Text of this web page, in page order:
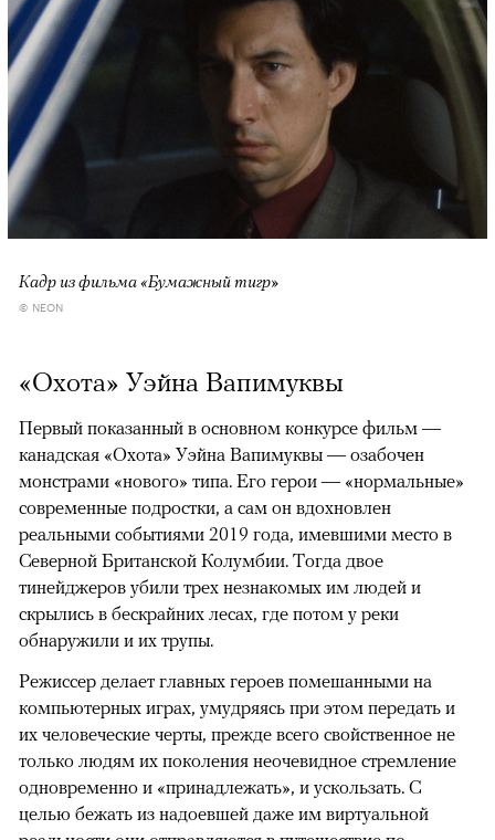
Кадр из фильма «Бумажный тигр»
© NEON
«Охота» Уэйна Вапимуквы
Первый показанный в основном конкурсе фильм —
канадская «Охота» Уэйна Вапимуквы — озабочен
монстрами «нового» типа. Его герои — «нормальные»
современные подростки, а сам он вдохновлен
реальными событиями 2019 года, имевшими место в
Северной Британской Колумбии. Тогда двое
тинейджеров убили трех незнакомых им людей и
скрылись в бескрайних лесах, где потом у реки
обнаружили и их трупы.
Режиссер делает главных героев помешанными на
компьютерных играх, умудряясь при этом передать и
их человеческие черты, прежде всего свойственное не
только людям их поколения неочевидное стремление
одновременно и «принадлежать», и ускользать. С
целью бежать из надоевшей даже им виртуальной